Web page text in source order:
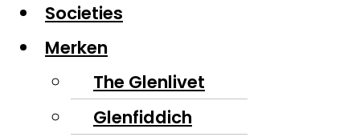
Societies
Merken
The Glenlivet
Glenfiddich